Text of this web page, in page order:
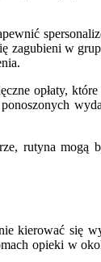
zagubieni w
opłaty,
rutyna mogą
kierować się
opieki w